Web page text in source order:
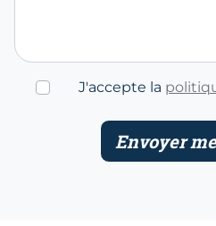
J'accepte la
Envoyer